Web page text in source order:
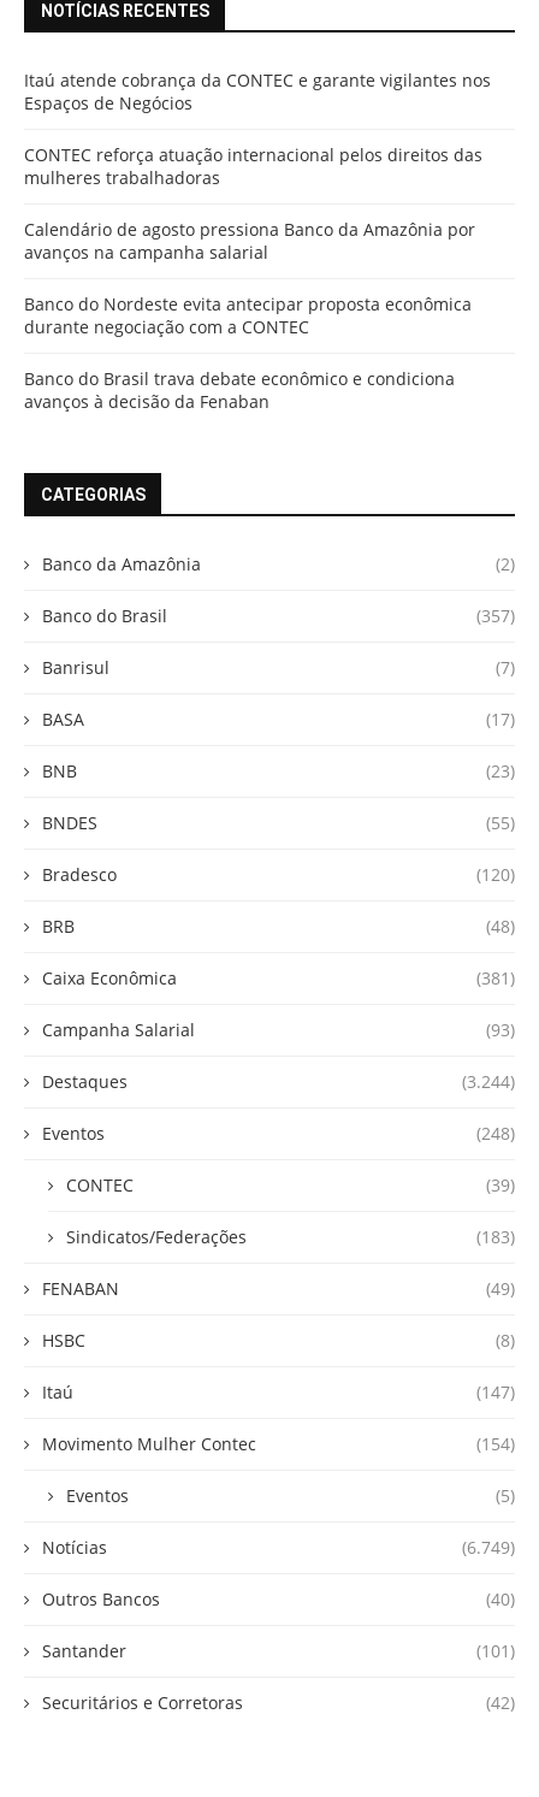
NOTÍCIAS RECENTES
Itaú atende cobrança da CONTEC e garante vigilantes nos
Espaços de Negócios
CONTEC reforça atuação internacional pelos direitos das
mulheres trabalhadoras
Calendário de agosto pressiona Banco da Amazônia por
avanços na campanha salarial
Banco do Nordeste evita antecipar proposta econômica
durante negociação com a CONTEC
Banco do Brasil trava debate econômico e condiciona
avanços à decisão da Fenaban
CATEGORIAS
Banco da Amazônia (2)
Banco do Brasil (357)
Banrisul (7)
BASA (17)
BNB (23)
BNDES (55)
Bradesco (120)
BRB (48)
Caixa Econômica (381)
Campanha Salarial (93)
Destaques (3.244)
Eventos (248)
CONTEC (39)
Sindicatos/Federações (183)
FENABAN (49)
HSBC (8)
Itaú (147)
Movimento Mulher Contec (154)
Eventos (5)
Notícias (6.749)
Outros Bancos (40)
Santander (101)
Securitários e Corretoras (42)